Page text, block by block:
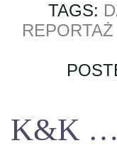
TAGS:
K&K